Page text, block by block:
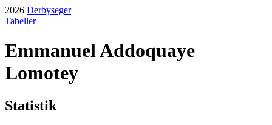
2026 Derbyseger
Tabeller
Emmanuel Addoquaye
Lomotey
Statistik